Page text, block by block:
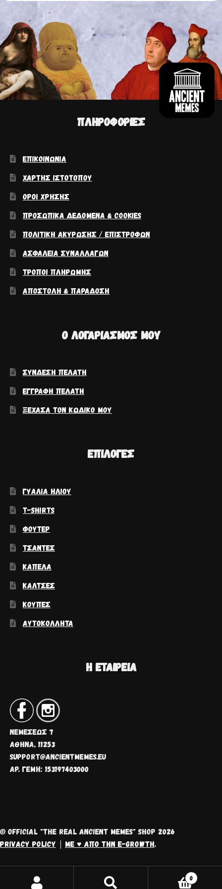
ΠΛΗΡΟΦΟΡΊΕΣ
ΕΠΙΚΟΙΝΩΝΊΑ
ΧΆΡΤΗΣ ΙΣΤΟΤΌΠΟΥ
ΌΡΟΙ ΧΡΉΣΗΣ
ΠΡΟΣΩΠΙΚΆ ΔΕΔΟΜΈΝΑ & COOKIES
ΠΟΛΙΤΙΚΉ ΑΚΎΡΩΣΗΣ / ΕΠΙΣΤΡΟΦΏΝ
ΑΣΦΆΛΕΙΑ ΣΥΝΑΛΛΑΓΏΝ
ΤΡΌΠΟΙ ΠΛΗΡΩΜΉΣ
ΑΠΟΣΤΟΛΉ & ΠΑΡΆΔΟΣΗ
Ο ΛΟΓΑΡΙΑΣΜΌΣ ΜΟΥ
ΣΎΝΔΕΣΗ ΠΕΛΆΤΗ
ΕΓΓΡΑΦΉ ΠΕΛΆΤΗ
ΞΈΧΑΣΑ ΤΟΝ ΚΩΔΙΚΌ ΜΟΥ
ΕΠΙΛΟΓΈΣ
ΓΥΑΛΙΆ ΗΛΊΟΥ
T-SHIRTS
ΦΟΎΤΕΡ
ΤΣΆΝΤΕΣ
ΚΑΠΈΛΑ
ΚΆΛΤΣΕΣ
ΚΟΎΠΕΣ
ΑΥΤΟΚΌΛΛΗΤΑ
Η ΕΤΑΙΡΕΊΑ
ΝΕΜΈΣΕΩΣ 7
ΑΘΗΝΑ, 11253
SUPPORT@ANCIENTMEMES.EU
ΑΡ. ΓΕΜΗ: 153197403000
© OFFICIAL "THE REAL ANCIENT MEMES" SHOP 2026
PRIVACY POLICY
ΜΕ ♥ ΑΠΌ ΤΗΝ E-GROWTH.
ΑΝΑΖΉΤΗΣΗ
0